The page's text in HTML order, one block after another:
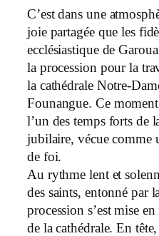
C’est dans une
joie partagée que les
ecclésiastique de
la procession pour la
la cathédrale Notre-
Founangue. Ce
l’un des temps forts de
jubilaire, vécue comme
de foi.
Au rythme lent et
des saints, entonné par
procession s’est mise
de la cathédrale. En